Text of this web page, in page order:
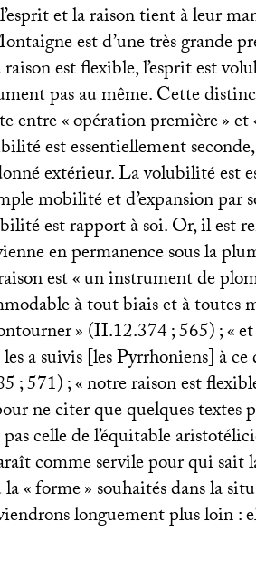
et la raison tient à leur
est d’une très grande
est flexible, l’esprit est
pas au même. Cette
entre «opération première» et
est essentiellement
extérieur. La volubilité est
mobilité et d’expansion
est rapport à soi. Or, il est
en permanence sous la
est «un instrument de
à tout biais et à toutes
» (II.12.374; 565); «
a suivis [les Pyrrhoniens] à
; 571); «notre raison est
ne citer que quelques textes
celle de l’équitable
comme servile pour qui sait
«forme» souhaités dans la
longuement plus loin :